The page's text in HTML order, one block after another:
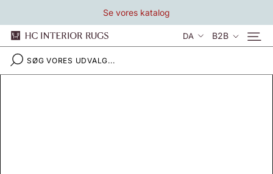
indhold
Se vores katalog
Sprog
DA B2B